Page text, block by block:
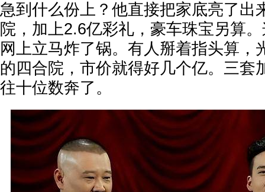
急到什么份上？他直接把家底亮了出
院，加上2.6亿彩礼，豪车珠宝另算
网上立马炸了锅。有人掰着指头算，
的四合院，市价就得好几个亿。三套
往十位数奔了。